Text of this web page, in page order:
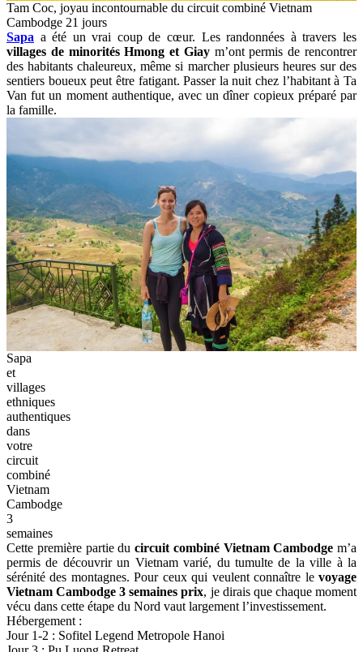
Tam Coc, joyau incontournable du circuit combiné Vietnam
Cambodge 21 jours
Sapa a été un vrai coup de cœur. Les randonnées à travers les
villages de minorités Hmong et Giaym’ont permis de rencontrer
des habitants chaleureux, même si marcher plusieurs heures sur des
sentiers boueux peut être fatigant. Passer la nuit chez l’habitant à Ta
Van fut un moment authentique, avec un dîner copieux préparé par
la famille.
Sapa
et
villages
ethniques
authentiques
dans
votre
circuit
combiné
Vietnam
Cambodge
3
semaines
Cette première partie du circuit combiné Vietnam Cambodge m’a
permis de découvrir un Vietnam varié, du tumulte de la ville à la
sérénité des montagnes. Pour ceux qui veulent connaître le voyage
Vietnam Cambodge 3 semaines prix, je dirais que chaque moment
vécu dans cette étape du Nord vaut largement l’investissement.
Hébergement :
Jour 1-2 : Sofitel Legend Metropole Hanoi